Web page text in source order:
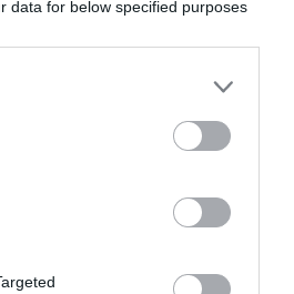
data for below specified purposes
amica,